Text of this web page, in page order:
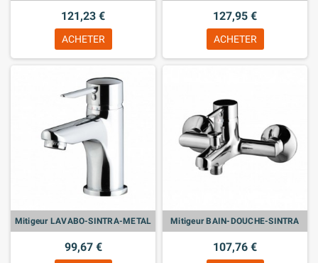
121,23 €
ACHETER
127,95 €
ACHETER
Mitigeur LAVABO-SINTRA-METAL
99,67 €
Mitigeur BAIN-DOUCHE-SINTRA
107,76 €